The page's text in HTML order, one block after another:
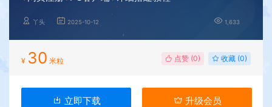
丫头 2025-10-12 1,633
¥ 30 米粒 点赞 (0) 收藏 (0)
立即下载 升级会员